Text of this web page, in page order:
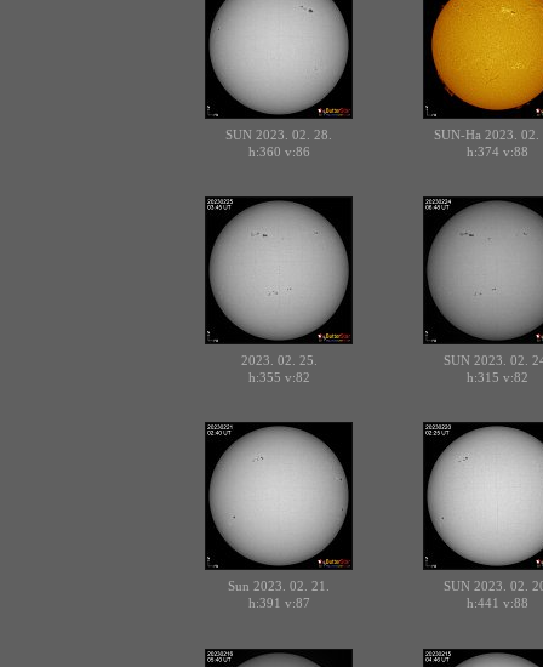
SUN 2023. 02. 28.
h:360 v:86
SUN-Ha 2023. 02.
h:374 v:88
2023. 02. 25.
h:355 v:82
SUN 2023. 02.
h:315 v:82
Sun 2023. 02. 21.
h:391 v:87
SUN 2023. 02.
h:441 v:88